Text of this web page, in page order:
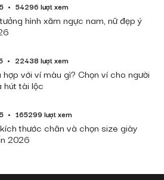
54296 lượt xem
hình xăm ngực nam, nữ đẹp ý
22438 lượt xem
hợp với ví màu gì? Chọn ví cho người
hút tài lộc
165299 lượt xem
thước chân và chọn size giày
2026